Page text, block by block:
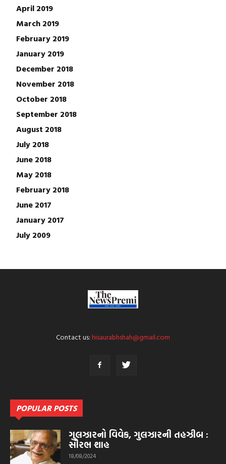
April 2019
March 2019
February 2019
January 2019
December 2018
November 2018
October 2018
September 2018
August 2018
July 2018
June 2018
May 2018
February 2018
June 2017
January 2017
July 2009
Contact us:hisaurabhshah@gmail.com
POPULAR POSTS
ગુલઝારનો વિવેક, ગુલઝારની તહઝીબ :
સૌરભ શાહ
18/08/2024